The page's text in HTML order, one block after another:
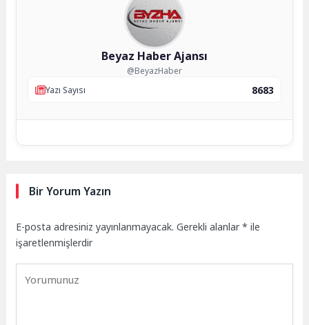
Beyaz Haber Ajansı
@BeyazHaber
Yazı Sayısı
8683
Bir Yorum Yazın
E-posta adresiniz yayınlanmayacak. Gerekli alanlar* ile
işaretlenmişlerdir